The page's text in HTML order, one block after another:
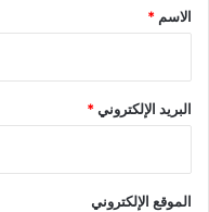
*
الاسم *
البريد الإلكتروني*
الموقع الإلكتروني